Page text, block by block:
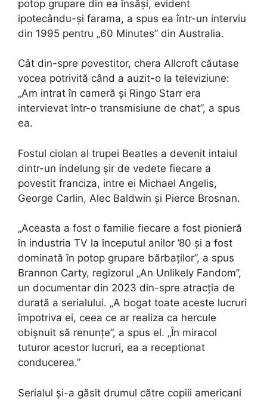
potop grupare din ea însăși, evident
ipotecându-și farama, a spus ea într-un interviu
din 1995 pentru „60 Minutes” din Australia.
Cât din-spre povestitor, chera Allcroft căutase
vocea potrivită când a auzit-o la televiziune:
„Am intrat în cameră și Ringo Starr era
intervievat într-o transmisiune de chat”, a spus
ea.
Fostul ciolan al trupei Beatles a devenit intaiul
dintr-un indelung șir de vedete fiecare a
povestit franciza, intre ei Michael Angelis,
George Carlin, Alec Baldwin și Pierce Brosnan.
„Aceasta a fost o familie fiecare a fost pionieră
în industria TV la începutul anilor ’80 și a fost
dominată în potop grupare bărbaților”, a spus
Brannon Carty, regizorul „An Unlikely Fandom”,
un documentar din 2023 din-spre atracția de
durată a serialului. „A bogat toate aceste lucruri
împotriva ei, ceea ce ar realiza ca hercule
obișnuit să renunțe”, a spus el. „În miracol
tuturor acestor lucruri, ea a receptionat
conducerea.”
Serialul și-a găsit drumul către copiii americani